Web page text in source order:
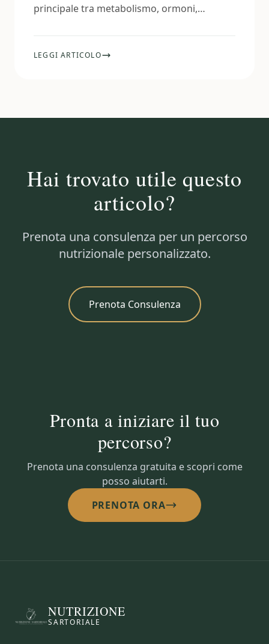
principale tra metabolismo, ormoni,
LEGGI ARTICOLO
Hai trovato utile questo
articolo?
Prenota una consulenza per un percorso
nutrizionale personalizzato.
Prenota Consulenza
Pronta a iniziare il tuo
percorso?
Prenota una consulenza gratuita e scopri come
posso aiutarti.
PRENOTA ORA
NUTRIZIONE
SARTORIALE